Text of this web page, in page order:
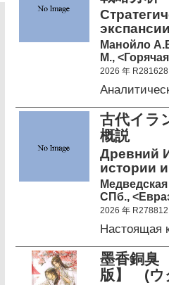
Манойло
М.,
2026 年 R281628
古代イラ
概説
Древний
истории
СПб.,
2026 年 R278812
Настоящая
墨香銅
版】 (ウ